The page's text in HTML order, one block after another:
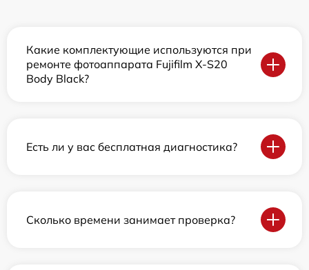
Какие комплектующие используются при
ремонте фотоаппарата Fujifilm X-S20
Body Black?
Есть ли у вас бесплатная диагностика?
Сколько времени занимает проверка?